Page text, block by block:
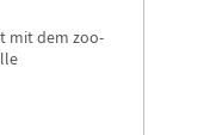
mit dem zoo-